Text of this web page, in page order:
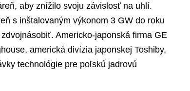
aby znížilo svoju závislosť na uhlí.
s inštalovaným výkonom 3 GW do roku
Americko-japonská firma GE
americká divízia japonskej Toshiby,
technológie pre poľskú jadrovú